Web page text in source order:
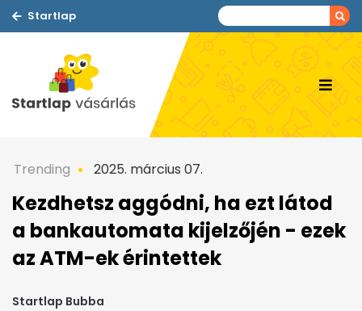
Startlap
Trending 2025. március 07.
Kezdhetsz aggódni, ha ezt látod
a bankautomata kijelzőjén - ezek
az ATM-ek érintettek
Startlap Bubba